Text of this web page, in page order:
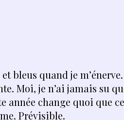
bleus quand je
Moi, je n’ai jamais su
année change quoi que
Prévisible.